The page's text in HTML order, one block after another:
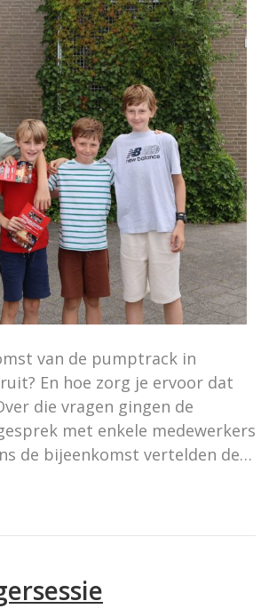
van de pumptrack in
En hoe zorg je ervoor dat
die vragen gingen de
met enkele medewerkers
de bijeenkomst vertelden de…